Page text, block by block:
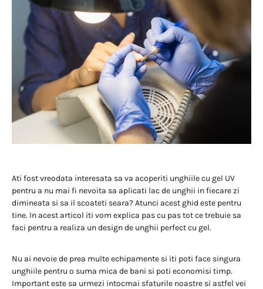
Ati fost vreodata interesata sa va acoperiti unghiile cu gel UV
pentru a nu mai fi nevoita sa aplicati lac de unghii in fiecare zi
dimineata si sa il scoateti seara? Atunci acest ghid este pentru
tine. In acest articol iti vom explica pas cu pas tot ce trebuie sa
faci pentru a realiza un design de unghii perfect cu gel.
Nu ai nevoie de prea multe echipamente si iti poti face singura
unghiile pentru o suma mica de bani si poti economisi timp.
Important este sa urmezi intocmai sfaturile noastre si astfel vei